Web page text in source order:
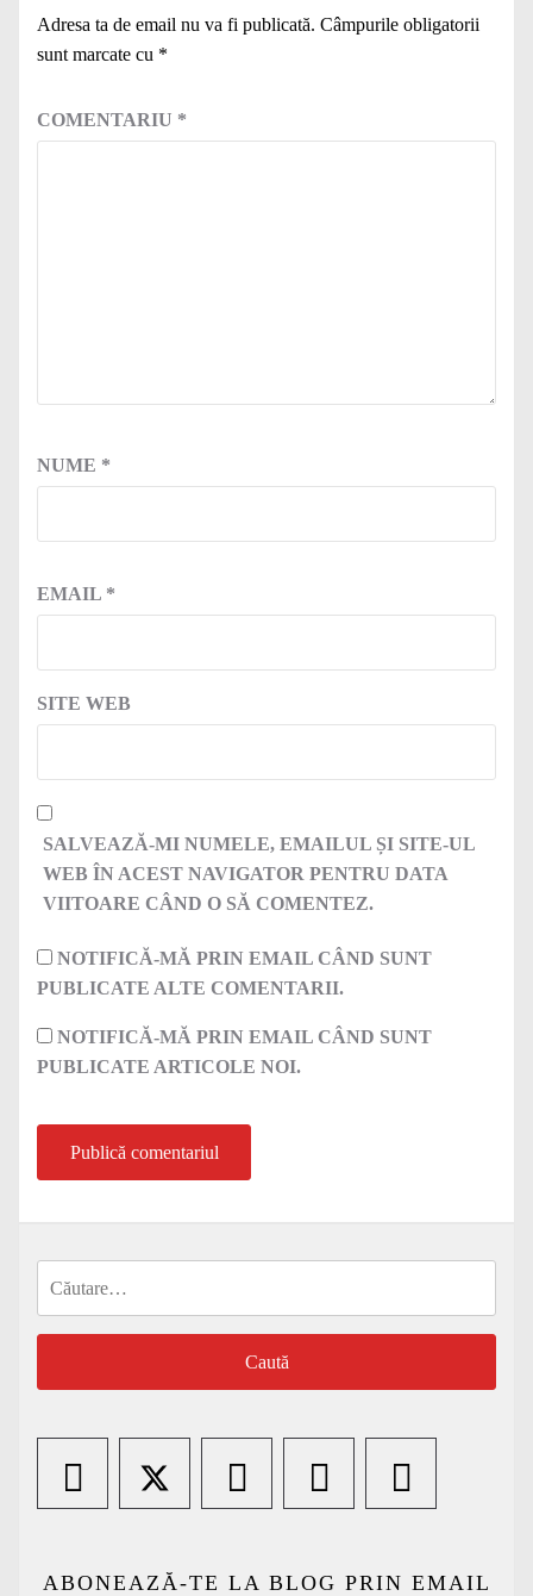
Adresa ta de email nu va fi publicată. Câmpurile obligatorii
sunt marcate cu *
COMENTARIU *
NUME *
EMAIL *
SITE WEB
SALVEAZĂ-MI NUMELE, EMAILUL ȘI SITE-UL
WEB ÎN ACEST NAVIGATOR PENTRU DATA
VIITOARE CÂND O SĂ COMENTEZ.
NOTIFICĂ-MĂ PRIN EMAIL CÂND SUNT
PUBLICATE ALTE COMENTARII.
NOTIFICĂ-MĂ PRIN EMAIL CÂND SUNT
PUBLICATE ARTICOLE NOI.
ABONEAZĂ-TE LA BLOG PRIN EMAIL